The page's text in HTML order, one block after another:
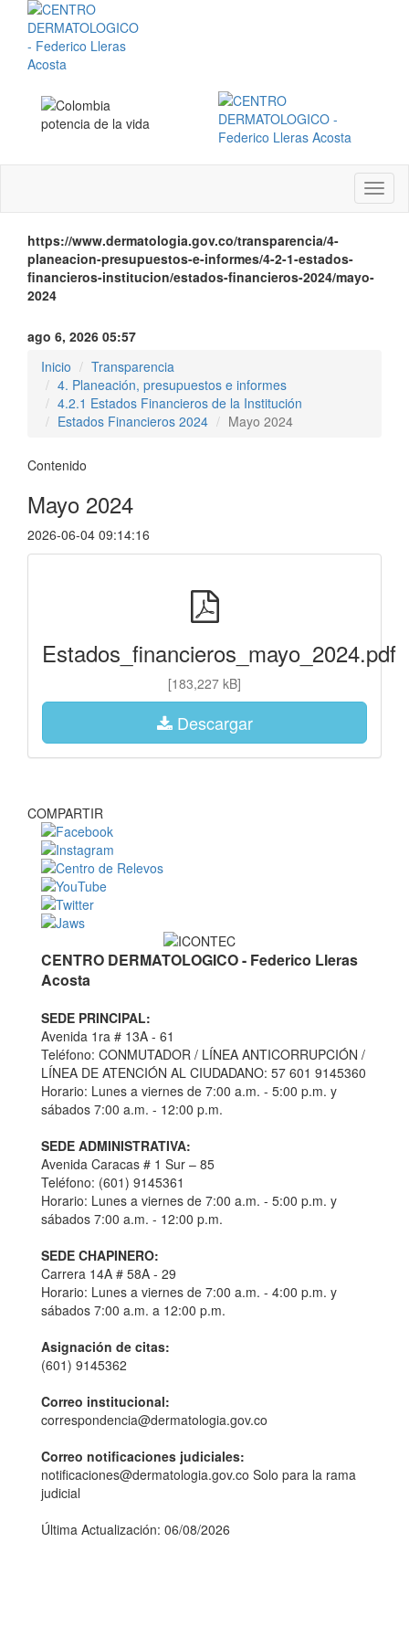
Menú
https://www.dermatologia.gov.co/transparencia/4-
planeacion-presupuestos-e-informes/4-2-1-estados-
financieros-institucion/estados-financieros-2024/mayo-
2024
ago 6, 2026 05:57
Inicio
Transparencia
4. Planeación, presupuestos e informes
4.2.1 Estados Financieros de la Institución
Estados Financieros 2024
Mayo 2024
Contenido
Mayo 2024
2026-06-04 09:14:16
Estados_financieros_mayo_2024.pdf
[183,227 kB]
Descargar
COMPARTIR
CENTRO DERMATOLOGICO - Federico Lleras
Acosta
SEDE PRINCIPAL:
Avenida 1ra # 13A - 61
Teléfono: CONMUTADOR / LÍNEA ANTICORRUPCIÓN /
LÍNEA DE ATENCIÓN AL CIUDADANO: 57 601 9145360
Horario: Lunes a viernes de 7:00 a.m. - 5:00 p.m. y
sábados 7:00 a.m. - 12:00 p.m.
SEDE ADMINISTRATIVA:
Avenida Caracas # 1 Sur – 85
Teléfono: (601) 9145361
Horario: Lunes a viernes de 7:00 a.m. - 5:00 p.m. y
sábados 7:00 a.m. - 12:00 p.m.
SEDE CHAPINERO:
Carrera 14A # 58A - 29
Horario: Lunes a viernes de 7:00 a.m. - 4:00 p.m. y
sábados 7:00 a.m. a 12:00 p.m.
Asignación de citas:
(601) 9145362
Correo institucional:
correspondencia@dermatologia.gov.co
Correo notificaciones judiciales:
notificaciones@dermatologia.gov.co Solo para la rama
judicial
Última Actualización: 06/08/2026